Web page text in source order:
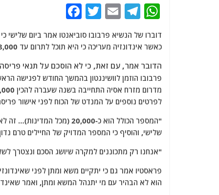
W
h
at
s
A
p
p
T
e
g
ra
m
E
ai
l
T
itt
er
c
e
b
o
o
k
ד
כאשר אינדונזיה מעריכה כי היא תוכל לתרום עד 8,000.
הדובר אמר, עם זאת, כי לא הוסכם על תנאי פריסה
פרבובו הוזמן לוושינגטון בהמשך החודש לפגישה
לפרטים נוספים על המנדט של הכוח לפני אישור
"המספר הכולל הוא כ-20,000
שלישי, והוסיף כי המספר המדויק של החיילים טרם נדון, אך
"אנחנו רק מתכוננים למקרה שיושג הסכם ונצטרך
פראסטיו אמר גם כי יתקיים משא ומתן לפני
הוא לא הבהיר עם מי יתנהל המשא ומתן, ואמר